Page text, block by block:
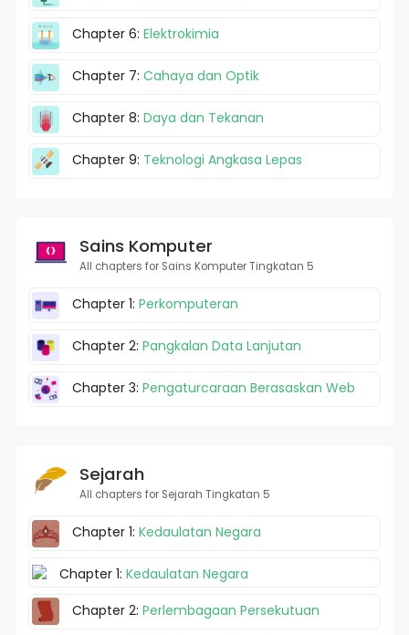
Chapter 6:Elektrokimia
Chapter 7:Cahaya dan Optik
Chapter 8:Daya dan Tekanan
Chapter 9: Teknologi Angkasa Lepas
Sains Komputer
All chapters for Sains Komputer Tingkatan 5
Chapter 1:Perkomputeran
Chapter 2:Pangkalan Data Lanjutan
Chapter 3:Pengaturcaraan Berasaskan Web
Sejarah
All chapters for Sejarah Tingkatan 5
Chapter 1:Kedaulatan Negara
Chapter 1:Kedaulatan Negara
Chapter 2:Perlembagaan Persekutuan